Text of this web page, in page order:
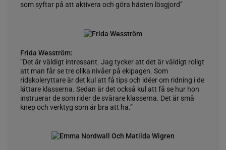
som syftar på att aktivera och göra hästen lösgjord”
Frida Wesström:
”Det är väldigt intressant. Jag tycker att det är väldigt roligt
att man får se tre olika nivåer på ekipagen. Som
ridskoleryttare är det kul att få tips och idéer om ridning i de
lättare klasserna. Sedan är det också kul att få se hur hon
instruerar de som rider de svårare klasserna. Det är små
knep och verktyg som är bra att ha.”